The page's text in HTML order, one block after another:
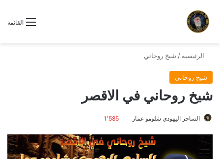
القائمة
الرئيسية / شيخ روحاني
شيخ روحاني
شيخ روحاني في الاقصر
الساحر اليهودي شلومو عمار 1٬585